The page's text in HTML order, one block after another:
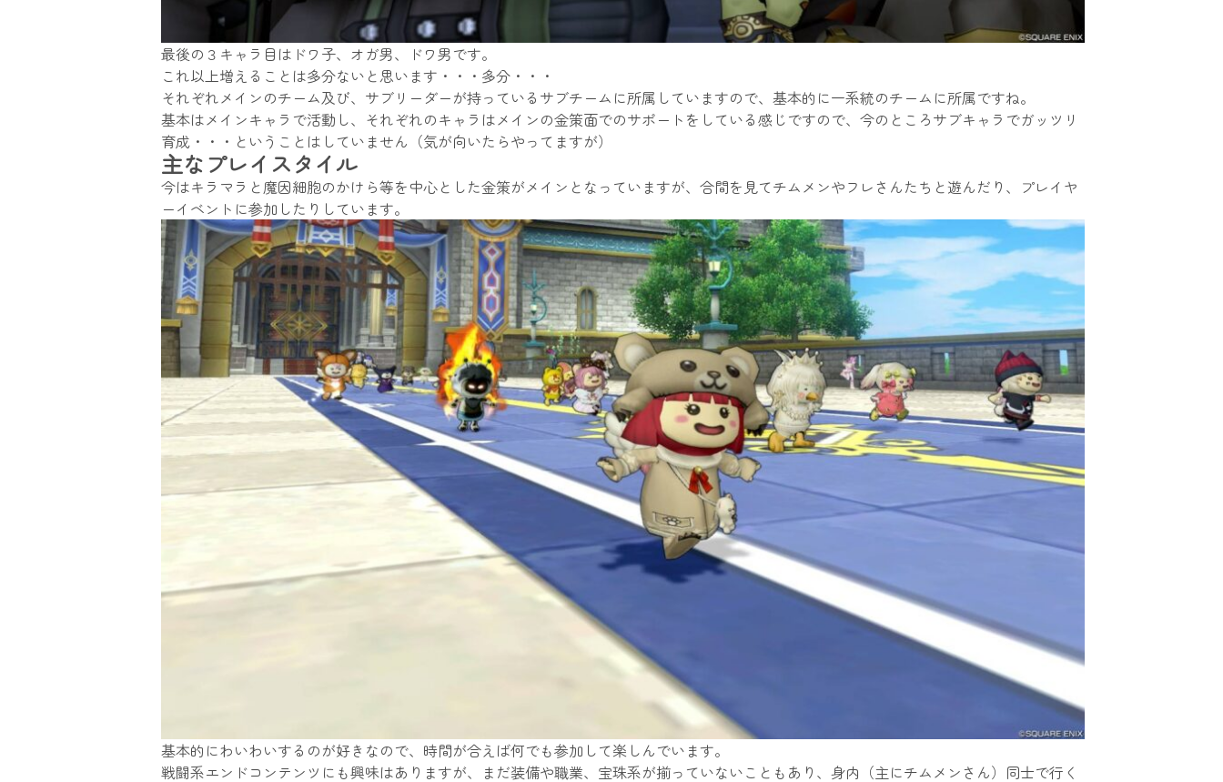
最後の３キャラ目はドワ子、オガ男、ドワ男です。
これ以上増えることは多分ないと思います・・・多分・・・
それぞれメインのチーム及び、サブリーダーが持っているサブチームに所属していますので、基本的に一系統のチームに所属ですね。
基本はメインキャラで活動し、それぞれのキャラはメインの金策面でのサポートをしている感じですので、今のところサブキャラでガッツリ
育成・・・ということはしていません（気が向いたらやってますが）
主なプレイスタイル
今はキラマラと魔因細胞のかけら等を中心とした金策がメインとなっていますが、合間を見てチムメンやフレさんたちと遊んだり、プレイヤ
ーイベントに参加したりしています。
基本的にわいわいするのが好きなので、時間が合えば何でも参加して楽しんでいます。
戦闘系エンドコンテンツにも興味はありますが、まだ装備や職業、宝珠系が揃っていないこともあり、身内（主にチムメンさん）同士で行く